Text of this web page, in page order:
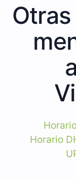
Horario